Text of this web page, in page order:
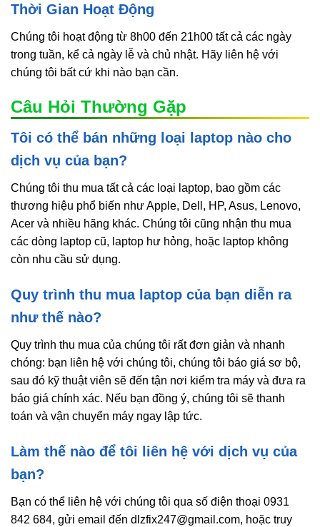
Thời Gian Hoạt Động
Chúng tôi hoạt động từ 8h00 đến 21h00 tất cả các ngày
trong tuần, kể cả ngày lễ và chủ nhật. Hãy liên hệ với
chúng tôi bất cứ khi nào bạn cần.
Câu Hỏi Thường Gặp
Tôi có thể bán những loại laptop nào cho
dịch vụ của bạn?
Chúng tôi thu mua tất cả các loại laptop, bao gồm các
thương hiệu phổ biến như Apple, Dell, HP, Asus, Lenovo,
Acer và nhiều hãng khác. Chúng tôi cũng nhận thu mua
các dòng laptop cũ, laptop hư hỏng, hoặc laptop không
còn nhu cầu sử dụng.
Quy trình thu mua laptop của bạn diễn ra
như thế nào?
Quy trình thu mua của chúng tôi rất đơn giản và nhanh
chóng: bạn liên hệ với chúng tôi, chúng tôi báo giá sơ bộ,
sau đó kỹ thuật viên sẽ đến tận nơi kiểm tra máy và đưa ra
báo giá chính xác. Nếu bạn đồng ý, chúng tôi sẽ thanh
toán và vận chuyển máy ngay lập tức.
Làm thế nào để tôi liên hệ với dịch vụ của
bạn?
Bạn có thể liên hệ với chúng tôi qua số điện thoại 0931
842 684, gửi email đến dlzfix247@gmail.com, hoặc truy